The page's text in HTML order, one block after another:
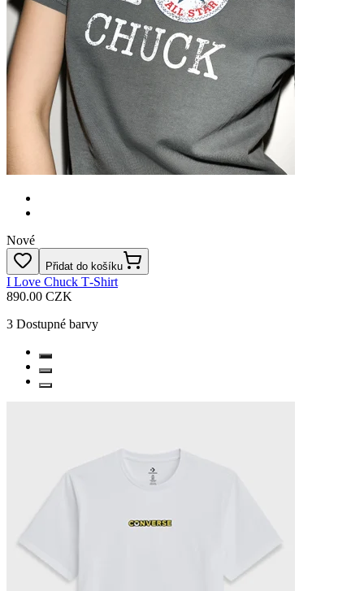
Nové
Přidat do košíku
I Love Chuck T‑Shirt
890.00 CZK
3 Dostupné barvy